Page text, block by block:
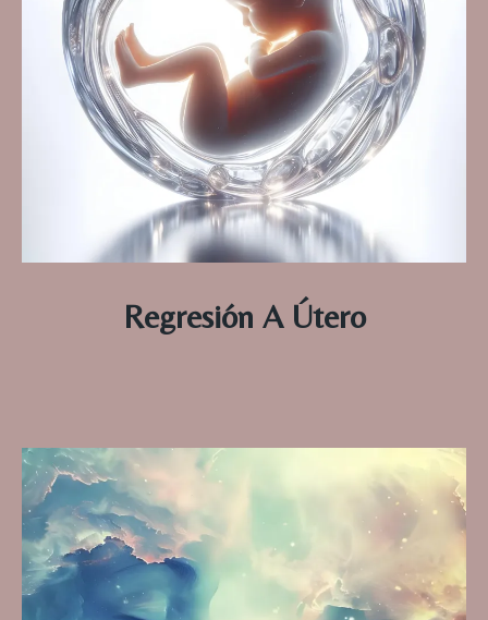
Regresión A Útero